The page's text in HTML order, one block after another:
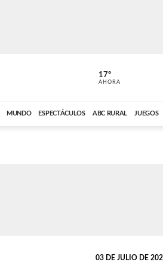
ABC CARDINAL
17º
AHORA
MUNDO ESPECTÁCULOS ABC RURAL JUEGOS
03 DE JULIO DE